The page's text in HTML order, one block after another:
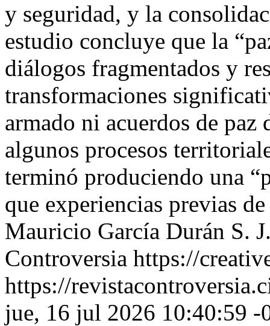
y seguridad, y la
estudio concluye que la
diálogos fragmentados y
transformaciones
armado ni acuerdos de
algunos procesos
terminó produciendo una
que experiencias previas
Mauricio García Durán S.
Controversia https://
https://
jue, 16 jul 2026 10:40:59 -